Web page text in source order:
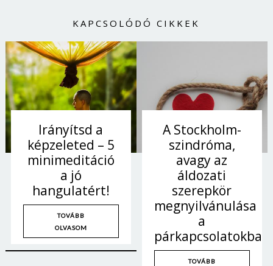
KAPCSOLÓDÓ CIKKEK
Irányítsd a
képzeleted – 5
minimeditáció
a jó
hangulatért!
TOVÁBB
OLVASOM
A Stockholm-
szindróma,
avagy az
áldozati
szerepkör
megnyilvánulása
a
párkapcsolatokban
TOVÁBB
Mégse Bejelentkezés